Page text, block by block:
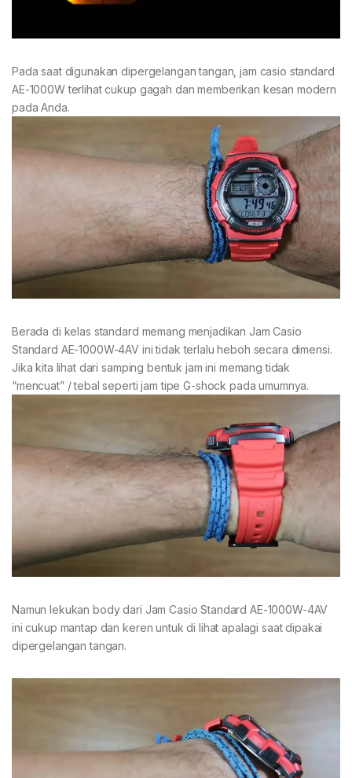
Pada saat digunakan dipergelangan tangan, jam casio standard
AE-1000W terlihat cukup gagah dan memberikan kesan modern
pada Anda.
Berada di kelas standard memang menjadikan Jam Casio
Standard AE-1000W-4AV ini tidak terlalu heboh secara dimensi.
Jika kita lihat dari samping bentuk jam ini memang tidak
“mencuat” / tebal seperti jam tipe G-shock pada umumnya.
Namun lekukan body dari Jam Casio Standard AE-1000W-4AV
ini cukup mantap dan keren untuk di lihat apalagi saat dipakai
dipergelangan tangan.